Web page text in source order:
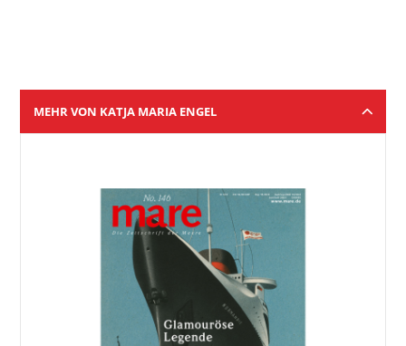
MEHR VON KATJA MARIA ENGEL